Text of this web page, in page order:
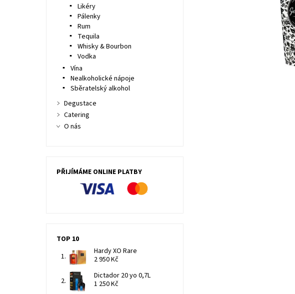
Likéry
Pálenky
Rum
Tequila
Whisky & Bourbon
Vodka
Vína
Nealkoholické nápoje
Sběratelský alkohol
Degustace
Catering
O nás
PŘIJÍMÁME ONLINE PLATBY
TOP 10
Hardy XO Rare
2 950 Kč
Dictador 20 yo 0,7L
1 250 Kč